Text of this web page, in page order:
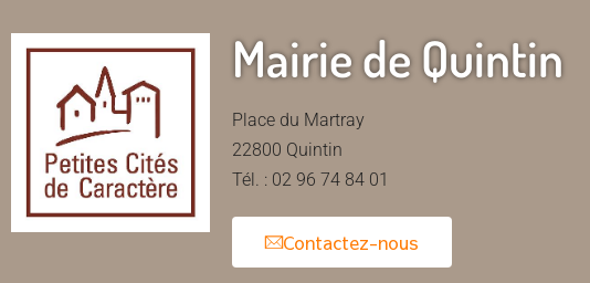
Mairie de Quintin
Place du Martray
22800 Quintin
Tél. : 02 96 74 84 01
Contactez-nous